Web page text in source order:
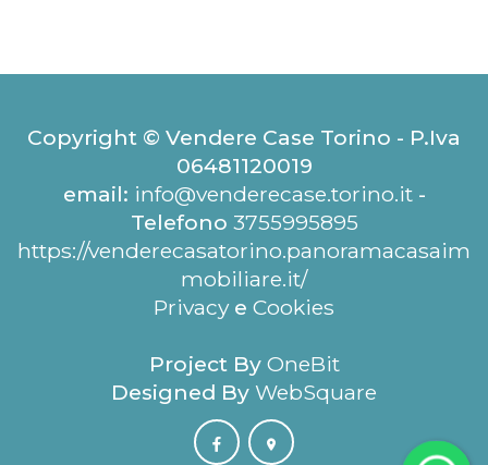
Copyright © Vendere Case Torino - P.Iva
06481120019
email: info@venderecase.torino.it-
Telefono 3755995895
https://venderecasatorino.panoramacasaim
mobiliare.it/
Privacy e Cookies
Project By OneBit
Designed By WebSquare